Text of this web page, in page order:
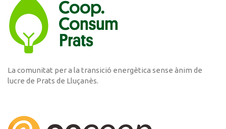
La comunitat per a la transició energètica sense ànim de
lucre de Prats de Lluçanès.